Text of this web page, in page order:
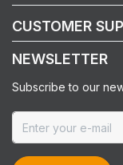
CUSTOMER
NEWSLETTER
Subscribe to our